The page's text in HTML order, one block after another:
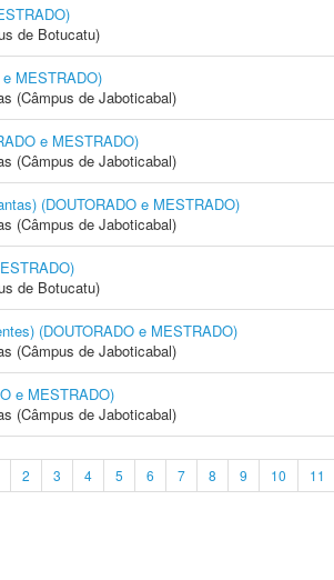
de Botucatu)
MESTRADO)
(Câmpus de Jaboticabal)
e MESTRADO)
(Câmpus de Jaboticabal)
(DOUTORADO e MESTRADO)
(Câmpus de Jaboticabal)
de Botucatu)
(DOUTORADO e MESTRADO)
(Câmpus de Jaboticabal)
e MESTRADO)
(Câmpus de Jaboticabal)
2 3 4 5 6 7 8 9 10 11